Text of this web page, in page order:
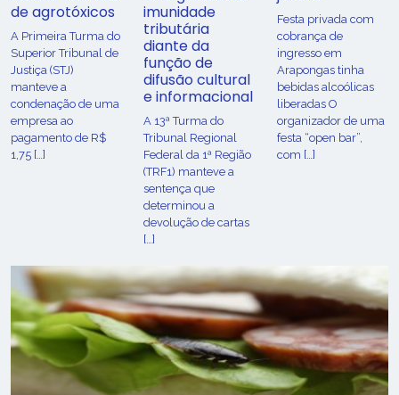
de agrotóxicos
​A Primeira Turma do
Superior Tribunal de
Justiça (STJ)
manteve a
condenação de uma
empresa ao
pagamento de R$
1,75 […]
imunidade
tributária
diante da
função de
difusão cultural
e informacional
A 13ª Turma do
Tribunal Regional
Federal da 1ª Região
(TRF1) manteve a
sentença que
determinou a
devolução de cartas
[…]
Festa privada com
cobrança de
ingresso em
Arapongas tinha
bebidas alcoólicas
liberadas O
organizador de uma
festa “open bar”,
com […]